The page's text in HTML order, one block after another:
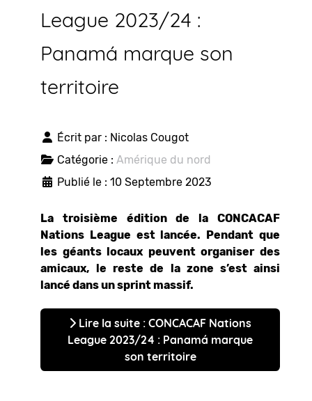
League 2023/24 :
Panamá marque son
territoire
Écrit par : Nicolas Cougot
Catégorie : Amérique du nord
Publié le : 10 Septembre 2023
La troisième édition de la CONCACAF
Nations League est lancée. Pendant que
les géants locaux peuvent organiser des
amicaux, le reste de la zone s’est ainsi
lancé dans un sprint massif.
Lire la suite : CONCACAF Nations
League 2023/24 : Panamá marque
son territoire